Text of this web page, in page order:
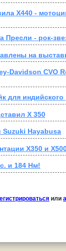
X440 -
Пресли - рок-
на
Davidson CVO
для индийского
X 350
Hayabusa
X350 и
и 184 Нм!
или